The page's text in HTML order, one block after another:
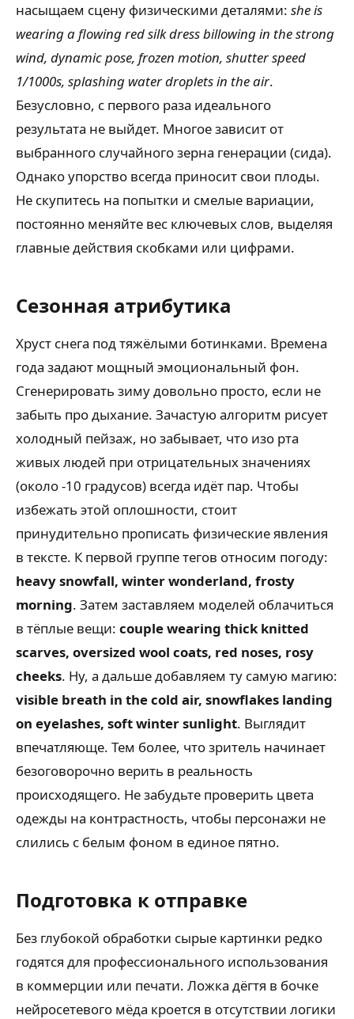
насыщаем сцену физическими деталями: she is
wearing a flowing red silk dress billowing in the strong
wind, dynamic pose, frozen motion, shutter speed
1/1000s, splashing water droplets in the air.
Безусловно, с первого раза идеального
результата не выйдет. Многое зависит от
выбранного случайного зерна генерации (сида).
Однако упорство всегда приносит свои плоды.
Не скупитесь на попытки и смелые вариации,
постоянно меняйте вес ключевых слов, выделяя
главные действия скобками или цифрами.
Сезонная атрибутика
Хруст снега под тяжёлыми ботинками. Времена
года задают мощный эмоциональный фон.
Сгенерировать зиму довольно просто, если не
забыть про дыхание. Зачастую алгоритм рисует
холодный пейзаж, но забывает, что изо рта
живых людей при отрицательных значениях
(около -10 градусов) всегда идёт пар. Чтобы
избежать этой оплошности, стоит
принудительно прописать физические явления
в тексте. К первой группе тегов относим погоду:
heavy snowfall, winter wonderland, frosty
morning. Затем заставляем моделей облачиться
в тёплые вещи: couple wearing thick knitted
scarves, oversized wool coats, red noses, rosy
cheeks. Ну, а дальше добавляем ту самую магию:
visible breath in the cold air, snowflakes landing
on eyelashes, soft winter sunlight. Выглядит
впечатляюще. Тем более, что зритель начинает
безоговорочно верить в реальность
происходящего. Не забудьте проверить цвета
одежды на контрастность, чтобы персонажи не
слились с белым фоном в единое пятно.
Подготовка к отправке
Без глубокой обработки сырые картинки редко
годятся для профессионального использования
в коммерции или печати. Ложка дёгтя в бочке
нейросетевого мёда кроется в отсутствии логики